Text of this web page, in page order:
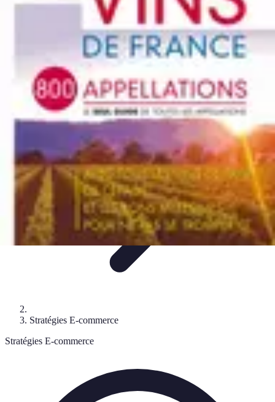
Fidélisation et expérience client
Service Client
Stratégies
Plateformes e-commerceStratégies e-commerce
Ecommerçants France
Stratégies E-commerce
Stratégies E-commerce